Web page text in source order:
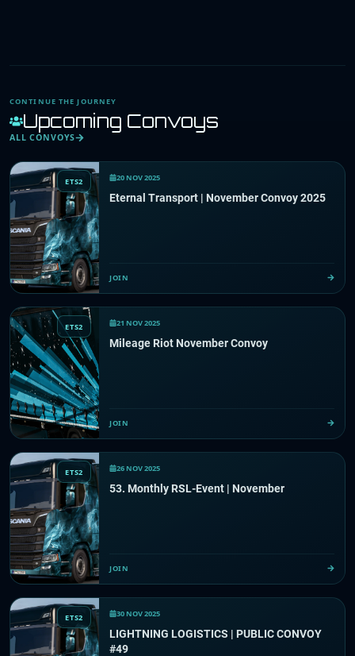
CONTINUE THE JOURNEY
Upcoming Convoys
ALL CONVOYS
ETS2 20 NOV 2025
Eternal Transport | November Convoy 2025
JOIN
ETS2 21 NOV 2025
Mileage Riot November Convoy
JOIN
ETS2 26 NOV 2025
53. Monthly RSL-Event | November
JOIN
ETS2 30 NOV 2025
LIGHTNING LOGISTICS | PUBLIC CONVOY
#49